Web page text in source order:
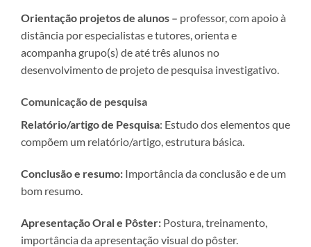
Orientação projetos de alunos – professor, com apoio à
distância por especialistas e tutores, orienta e
acompanha grupo(s) de até três alunos no
desenvolvimento de projeto de pesquisa investigativo.
Comunicação de pesquisa
Relatório/artigo de Pesquisa: Estudo dos elementos que
compõem um relatório/artigo, estrutura básica.
Conclusão e resumo: Importância da conclusão e de um
bom resumo.
Apresentação Oral e Pôster: Postura, treinamento,
importância da apresentação visual do pôster.